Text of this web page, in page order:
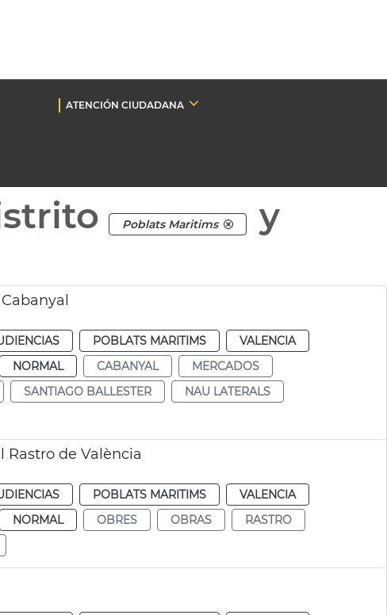
ATENCIÓN CIUDADANA
Poblats Maritims
y
POBLATS MARITIMS
VALENCIA
NORMAL CABANYAL
MERCADOS
SANTIAGO BALLESTER
NAU LATERALS
Rastro de València
POBLATS MARITIMS
VALENCIA
NORMAL OBRES OBRAS
RASTRO